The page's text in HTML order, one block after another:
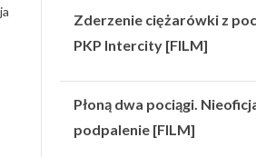
Zderzenie ciężarówki z
PKP Intercity [FILM]
Płoną dwa pociągi.
podpalenie [FILM]